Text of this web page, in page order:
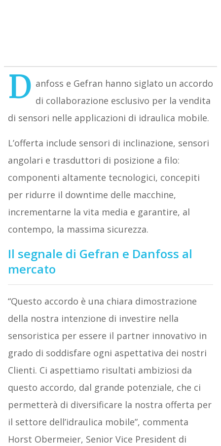
D anfoss e Gefran hanno siglato un accordo
di collaborazione esclusivo per la vendita
di sensori nelle applicazioni di idraulica mobile.
L’offerta include sensori di inclinazione, sensori
angolari e trasduttori di posizione a filo:
componenti altamente tecnologici, concepiti
per ridurre il downtime delle macchine,
incrementarne la vita media e garantire, al
contempo, la massima sicurezza.
Il segnale di Gefran e Danfoss al
mercato
“Questo accordo è una chiara dimostrazione
della nostra intenzione di investire nella
sensoristica per essere il partner innovativo in
grado di soddisfare ogni aspettativa dei nostri
Clienti. Ci aspettiamo risultati ambiziosi da
questo accordo, dal grande potenziale, che ci
permetterà di diversificare la nostra offerta per
il settore dell’idraulica mobile”, commenta
Horst Obermeier, Senior Vice President di